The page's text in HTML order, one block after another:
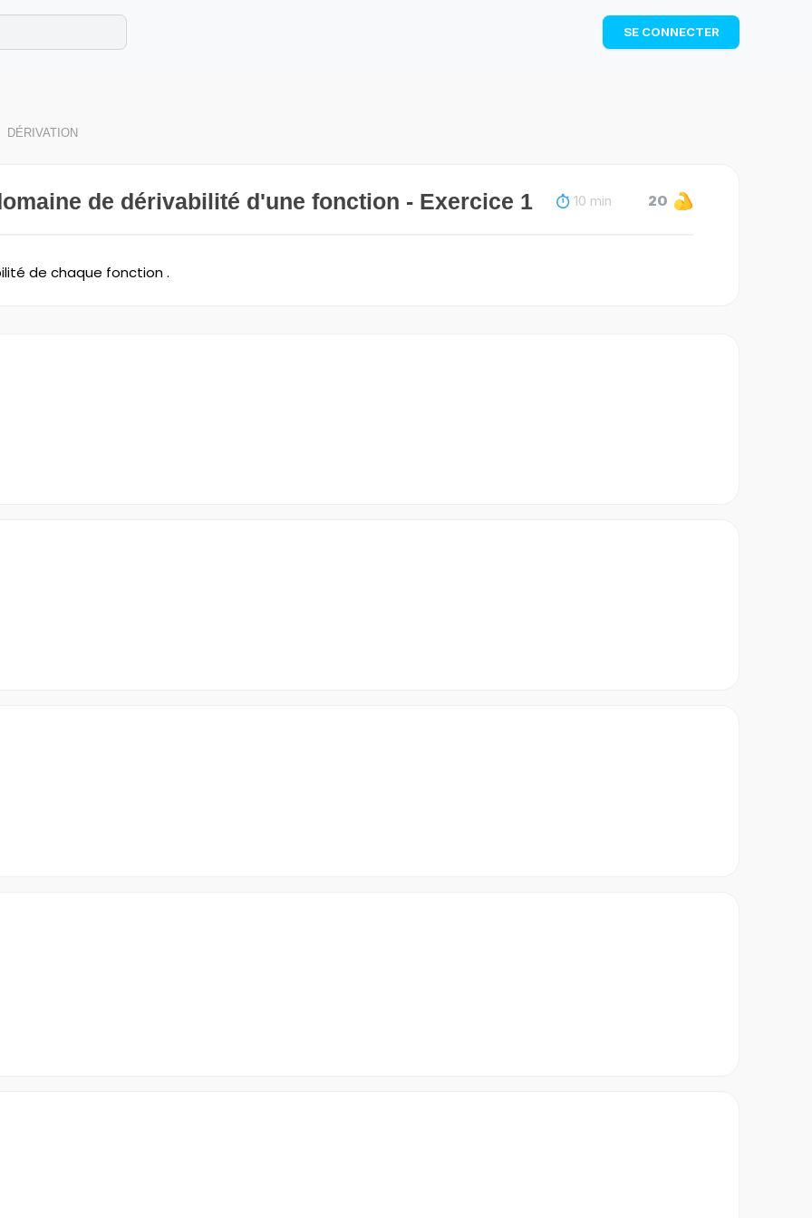
maths cet été !
avec des exercices corrigés en vidéo.
TÉLÉCHARGER
SE CONNECTER
DÉRIVATION
de dérivabilité d'une fonction - Exercice 1 10 min 20
de chaque fonction .